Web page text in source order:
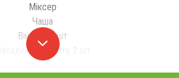
Міксер
Чаша
Віночки 2 шт
Насадки для тесту 2 шт